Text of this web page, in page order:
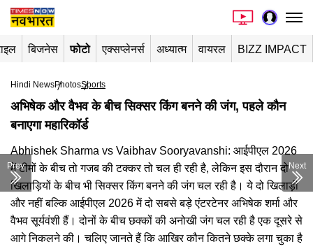
बिजनेस फोटो एक्सप्लेनर्स अध्यात्म वायरल BIZZ IMPACT
Hindi NewsPhotosSports
अभिषेक और वैभव के बीच सिक्सर किंग बनने की जंग, पहले कौन
बनाएगा महारिकॉर्ड
Abhishek Sharma vs Vaibhav Sooryavanshi: आईपीएल 2026
में टीमों के बीच तो गजब की टक्कर तो चल ही रही है, लेकिन इस दौरान दो
खिलाड़ियों के बीच भी सिक्सर किंग बनने की जंग चल रही है। ये दो खिलाड़ी
और नहीं बल्कि आईपीएल 2026 में दो सबसे बड़े एंटरटेनर अभिषेक शर्मा और
वैभव सूर्यवंशी हैं। दोनों के बीच छक्कों की अनोखी जंग चल रही है एक दूसरे से
आगे निकलने की। चलिए जानते हैं कि आखिर कौन कितने छक्के लगा चुका है
Prev Next